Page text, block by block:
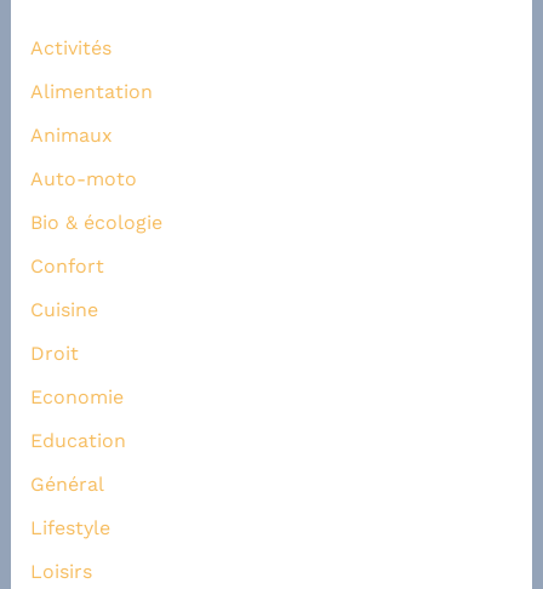
Activités
Alimentation
Animaux
Auto-moto
Bio & écologie
Confort
Cuisine
Droit
Economie
Education
Général
Lifestyle
Loisirs